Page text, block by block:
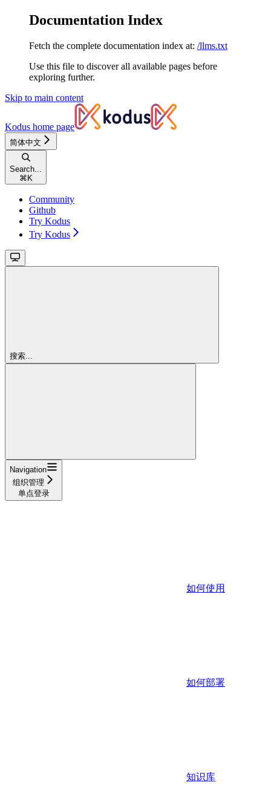
Documentation Index
Fetch the complete documentation index at: /llms.txt
Use this file to discover all available pages before
exploring further.
Skip to main content
Kodus home page
简体中文
Search...
⌘ K
Community
Github
Try Kodus
Try Kodus
搜索...
Navigation
组织管理
单点登录
如何使用
如何部署
知识库